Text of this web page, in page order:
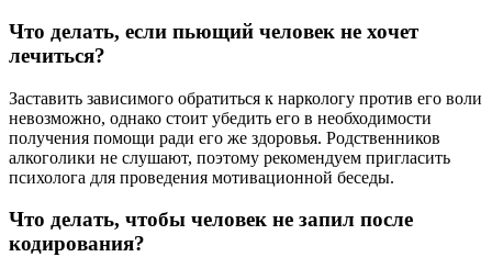
Что делать, если пьющий человек не хочет
лечиться?
Заставить зависимого обратиться к наркологу против его воли
невозможно, однако стоит убедить его в необходимости
получения помощи ради его же здоровья. Родственников
алкоголики не слушают, поэтому рекомендуем пригласить
психолога для проведения мотивационной беседы.
Что делать, чтобы человек не запил после
кодирования?